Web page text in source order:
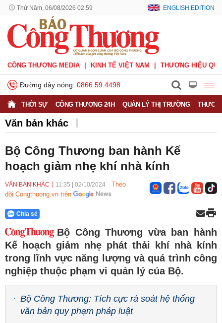
Thứ Năm, 06/08/2026 02:59 ENGLISH EDITION
CÔNG THƯƠNG MEDIA KINH TẾ VIỆT NAM THƯƠNG HIỆU
Đường dây nóng: 0866.59.4498
THỜI SỰ CÔNG THƯƠNG 24H QUẢN LÝ THỊ TRƯỜNG
Văn bản khác
Bộ Công Thương ban hành Kế
hoạch giảm nhẹ khí nhà kính
VĂN BẢN KHÁC 11:35 02/10/2024
Theo
dõi Congthuong.vn trên
Chia sẻ
Bộ Công Thương vừa ban hành
Kế hoạch giảm nhẹ phát thải khí nhà kính
trong lĩnh vực năng lượng và quá trình công
nghiệp thuộc phạm vi quản lý của Bộ.
Bộ Công Thương: Tích cực rà soát hệ thống
văn bản quy phạm pháp luật